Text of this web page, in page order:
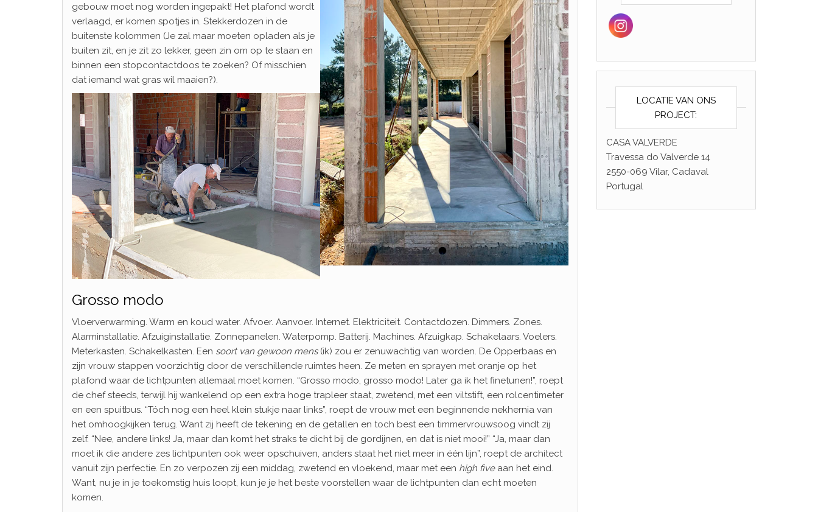
gebouw moet nog worden ingepakt! Het plafond wordt
verlaagd, er komen spotjes in. Stekkerdozen in de
buitenste kolommen (Je zal maar moeten opladen als je
buiten zit, en je zit zo lekker, geen zin om op te staan en
binnen een stopcontactdoos te zoeken? Of misschien
dat iemand wat gras wil maaien?).
Grosso modo
Vloerverwarming. Warm en koud water. Afvoer. Aanvoer. Internet. Elektriciteit. Contactdozen. Dimmers. Zones.
Alarminstallatie. Afzuiginstallatie. Zonnepanelen. Waterpomp. Batterij. Machines. Afzuigkap. Schakelaars. Voelers.
Meterkasten. Schakelkasten. Een soort van gewoon mens(ik) zou er zenuwachtig van worden. De Opperbaas en
zijn vrouw stappen voorzichtig door de verschillende ruimtes heen. Ze meten en sprayen met oranje op het
plafond waar de lichtpunten allemaal moet komen. “Grosso modo, grosso modo! Later ga ik het finetunen!”, roept
de chef steeds, terwijl hij wankelend op een extra hoge trapleer staat, zwetend, met een viltstift, een rolcentimeter
en een spuitbus. “Tóch nog een heel klein stukje naar links”, roept de vrouw met een beginnende nekhernia van
het omhoogkijken terug. Want zij heeft de tekening en de getallen en toch best een timmervrouwsoog vindt zij
zelf. “Nee, andere links! Ja, maar dan komt het straks te dicht bij de gordijnen, en dat is niet mooi!” “Ja, maar dan
moet ik die andere zes lichtpunten ook weer opschuiven, anders staat het niet meer in één lijn”, roept de architect
vanuit zijn perfectie. En zo verpozen zij een middag, zwetend en vloekend, maar met een high fiveaan het eind.
Want, nu je in je toekomstig huis loopt, kun je je het beste voorstellen waar de lichtpunten dan echt moeten
komen.
LOCATIE VAN ONS
PROJECT:
CASA VALVERDE
Travessa do Valverde 14
2550-069 Vilar, Cadaval
Portugal